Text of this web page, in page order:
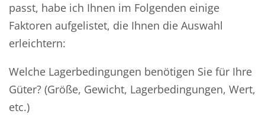
passt, habe ich Ihnen im Folgenden einige
Faktoren aufgelistet, die Ihnen die Auswahl
erleichtern:
Welche Lagerbedingungen benötigen Sie für Ihre
Güter? (Größe, Gewicht, Lagerbedingungen, Wert,
etc.)